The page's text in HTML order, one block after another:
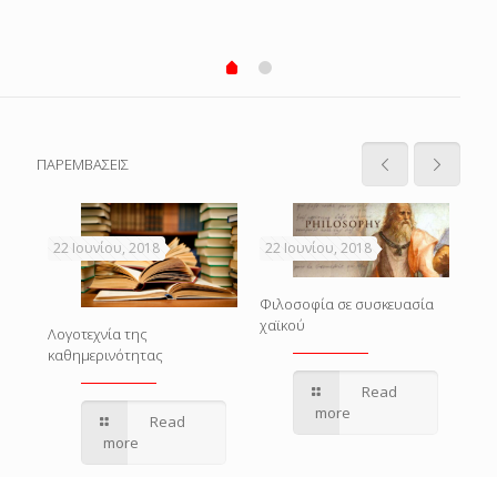
ΠΑΡΕΜΒΑΣΕΙΣ
22 Ιουνίου, 2018
Λογοτεχνία της
καθημερινότητας
Read
more
22 Ιουνίου, 2018
Φιλοσοφία σε συσκευασία
χαϊκού
Read
more